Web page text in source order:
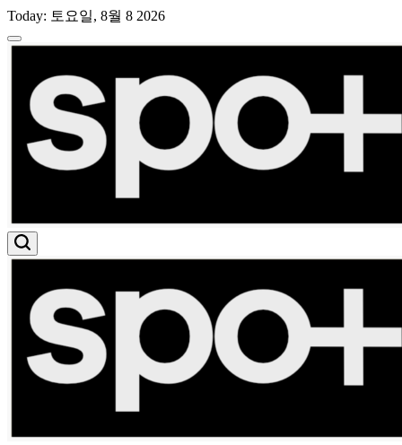
Skip
content
Today: 토요일, 8월 8 2026
스
포